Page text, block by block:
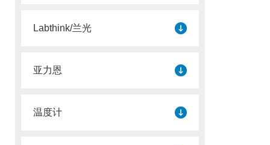
Labthink/兰光
亚力恩
温度计